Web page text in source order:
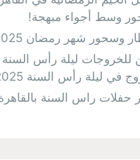
وسط أجواء مبهجة!
وسحور شهر رمضان 2025
في ليلة رأس السنة 2025
حفلات راس السنة بالقاهرة